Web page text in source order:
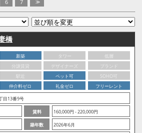
6 7 >>
橋
新築 タワー
低層
分譲賃貸
デザイナーズ
ブランド
駅近
ペット可
SOHO可
仲介料ゼロ
礼金ゼロ
フリーレント
目13番9号
賃料
160,000円 - 220,000円
築年数
2026年6月